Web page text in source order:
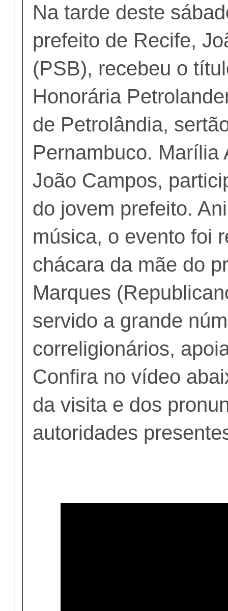
Na tarde deste
prefeito de Recife,
(PSB), recebeu o
Honorária
de Petrolândia,
Pernambuco. Marília
João Campos,
do jovem prefeito.
música, o evento foi
chácara da mãe do
Marques
servido a grande
correligionários,
Confira no vídeo
da visita e dos
autoridades